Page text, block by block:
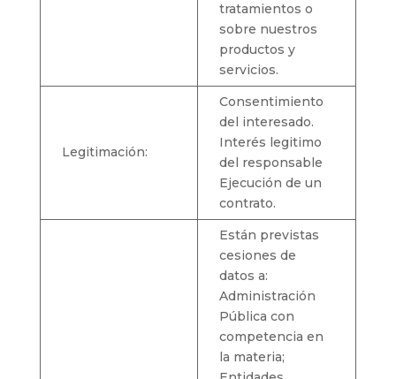
tratamientos o
sobre nuestros
productos y
servicios.
Legitimación:
Consentimiento
del interesado.
Interés legitimo
del responsable
Ejecución de un
contrato.
Están previstas
cesiones de
datos a:
Administración
Pública con
competencia en
la materia;